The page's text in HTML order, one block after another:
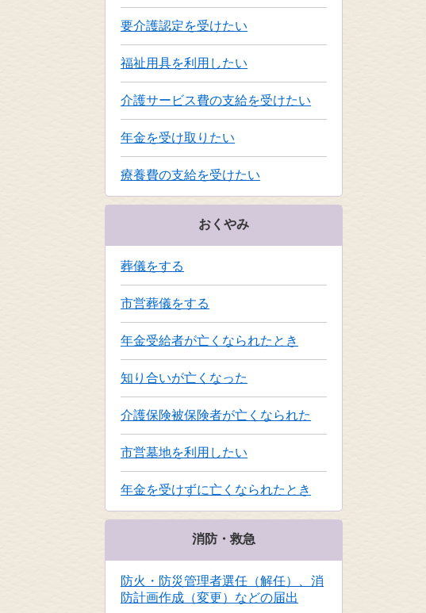
要介護認定を受けたい
福祉用具を利用したい
介護サービス費の支給を受けたい
年金を受け取りたい
療養費の支給を受けたい
おくやみ
葬儀をする
市営葬儀をする
年金受給者が亡くなられたとき
知り合いが亡くなった
介護保険被保険者が亡くなられた
市営墓地を利用したい
年金を受けずに亡くなられたとき
消防・救急
防火・防災管理者選任（解任）、消
防計画作成（変更）などの届出